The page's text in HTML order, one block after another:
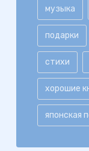
музыка
подарки
стихи
хорошие
японская